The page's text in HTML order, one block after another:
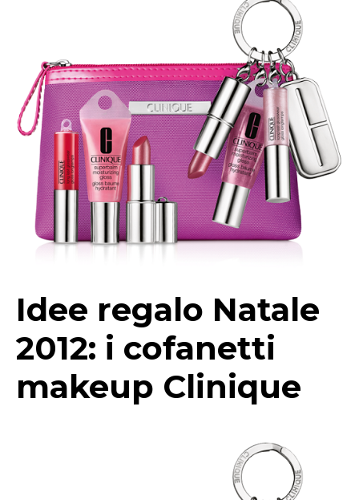
Idee regalo Natale
2012: i cofanetti
makeup Clinique